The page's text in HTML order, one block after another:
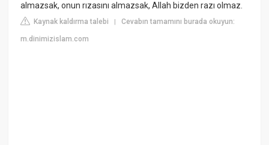
almazsak, onun rızasını almazsak, Allah bizden razı olmaz.
Kaynak kaldırma talebi |Cevabın tamamını burada okuyun:
m.dinimizislam.com